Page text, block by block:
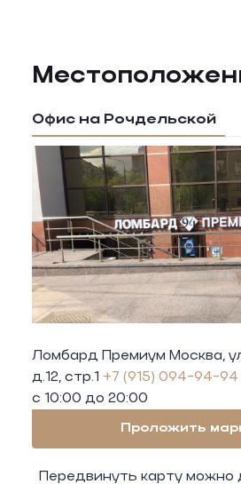
Офис на Рочдельской
Ломбард Премиум Москва,
д.12, стр.1 +7 (915) 094-94-94
с 10:00 до 20:00
Проложить
Передвинуть карту можно